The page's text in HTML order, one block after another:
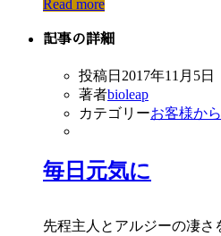
Read more
記事の詳細
投稿日 2017年11月5日
著者bioleap
カテゴリーお客様か
毎日元気に
先程主人とアルジーの凄